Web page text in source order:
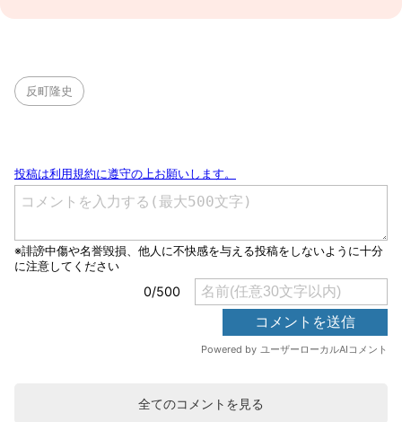
反町隆史
全てのコメントを見る